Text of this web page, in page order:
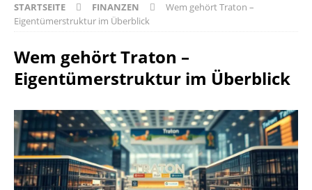
STARTSEITE FINANZEN
Wem gehört Traton –
Eigentümerstruktur im Überblick
Wem gehört Traton –
Eigentümerstruktur im Überblick